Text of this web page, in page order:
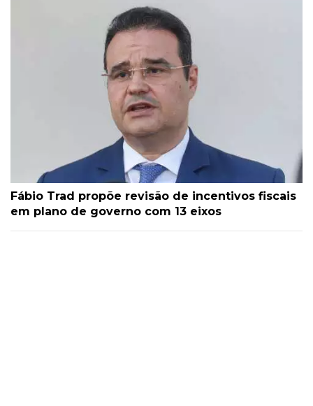
Fábio Trad propõe revisão de incentivos fiscais
em plano de governo com 13 eixos